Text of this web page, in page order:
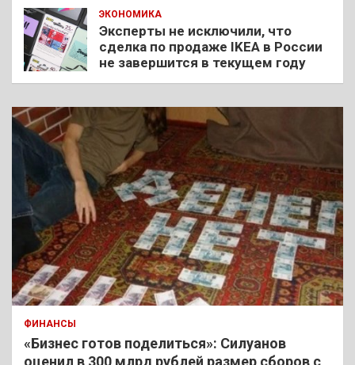
ЭКОНОМИКА
Эксперты не исключили, что
сделка по продаже IKEA в России
не завершится в текущем году
ФИНАНСЫ
«Бизнес готов поделиться»: Силуанов
оценил в 300 млрд рублей размер сборов с